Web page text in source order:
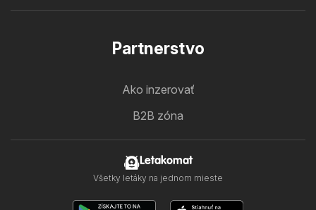
Partnerstvo
Ako inzerovať
B2B zóna
Letakomat
Všetky letáky na jednom mieste